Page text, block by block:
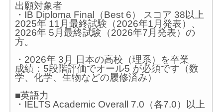
出願対象者
・IB Diploma Final（Best 6） スコア 38以上
2025年 11月最終試験（2026年1月発表）、
2026年 5月最終試験（2026年7月発表）の
方。
・2026年 3月 日本の高校（理系）を卒業
成績：5段階評価でオール5 が必須です（数
学、化学、生物などの履修済み）
■英語力
・IELTS Academic Overall 7.0（各7.0）以上